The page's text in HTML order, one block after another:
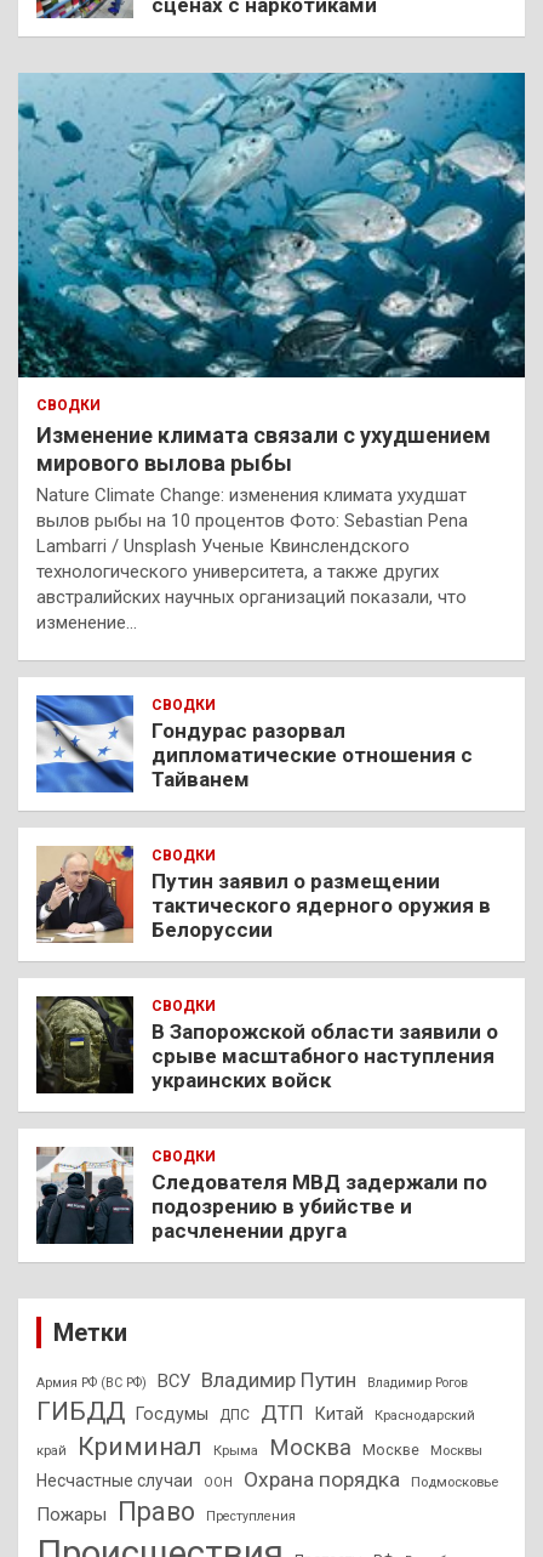
сценах с наркотиками
СВОДКИ
Изменение климата связали с ухудшением
мирового вылова рыбы
Nature Climate Change: изменения климата ухудшат
вылов рыбы на 10 процентов Фото: Sebastian Pena
Lambarri / Unsplash Ученые Квинслендского
технологического университета, а также других
австралийских научных организаций показали, что
изменение…
СВОДКИ
Гондурас разорвал
дипломатические отношения с
Тайванем
СВОДКИ
Путин заявил о размещении
тактического ядерного оружия в
Белоруссии
СВОДКИ
В Запорожской области заявили о
срыве масштабного наступления
украинских войск
СВОДКИ
Следователя МВД задержали по
подозрению в убийстве и
расчленении друга
Метки
Армия РФ (ВС РФ) ВСУ Владимир Путин Владимир Рогов
ГИБДД Госдумы ДПС ДТП Китай Краснодарский
край Криминал Крыма Москва Москве Москвы
Несчастные случаи ООН Охрана порядка Подмосковье
Пожары Право Преступления